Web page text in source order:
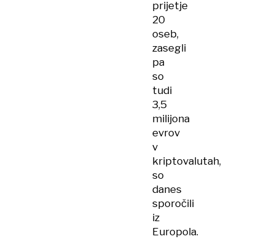
prijetje
20
oseb,
zasegli
pa
so
tudi
3,5
milijona
evrov
v
kriptovalutah,
so
danes
sporočili
iz
Europola.